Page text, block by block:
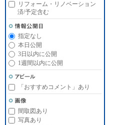
リフォーム・リノベーション
済/予定含む
指定なし
本日公開
3日以内に公開
1週間以内に公開
「おすすめコメント」あり
間取図あり
写真あり